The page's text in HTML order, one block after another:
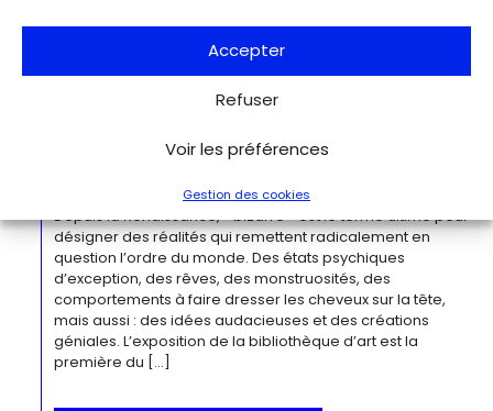
Accepter
Refuser
Voir les préférences
Gestion des cookies
des environnements bâtis qu’elle a habités à travers ces
œuvres remarquables. Tout au long de sa longue carrière,
l’artiste a puisé son inspiration dans […]
Bizarre ! L’histoire de l’art du mot le
Kulturforum
Depuis la Renaissance, « bizarre » est le terme ultime pour
désigner des réalités qui remettent radicalement en
question l’ordre du monde. Des états psychiques
d’exception, des rêves, des monstruosités, des
comportements à faire dresser les cheveux sur la tête,
mais aussi : des idées audacieuses et des créations
géniales. L’exposition de la bibliothèque d’art est la
première du […]